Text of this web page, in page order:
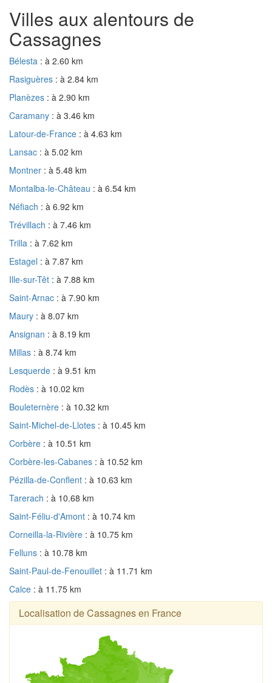
Villes aux alentours de
Cassagnes
Bélesta : à 2.60 km
Rasiguères : à 2.84 km
Planèzes : à 2.90 km
Caramany : à 3.46 km
Latour-de-France : à 4.63 km
Lansac : à 5.02 km
Montner : à 5.48 km
Montalba-le-Château : à 6.54 km
Néfiach : à 6.92 km
Trévillach : à 7.46 km
Trilla : à 7.62 km
Estagel : à 7.87 km
Ille-sur-Têt : à 7.88 km
Saint-Arnac : à 7.90 km
Maury : à 8.07 km
Ansignan : à 8.19 km
Millas : à 8.74 km
Lesquerde : à 9.51 km
Rodès : à 10.02 km
Bouleternère : à 10.32 km
Saint-Michel-de-Llotes : à 10.45 km
Corbère : à 10.51 km
Corbère-les-Cabanes : à 10.52 km
Pézilla-de-Conflent : à 10.63 km
Tarerach : à 10.68 km
Saint-Féliu-d'Amont : à 10.74 km
Corneilla-la-Rivière : à 10.75 km
Felluns : à 10.78 km
Saint-Paul-de-Fenouillet : à 11.71 km
Calce : à 11.75 km
Localisation de Cassagnes en France